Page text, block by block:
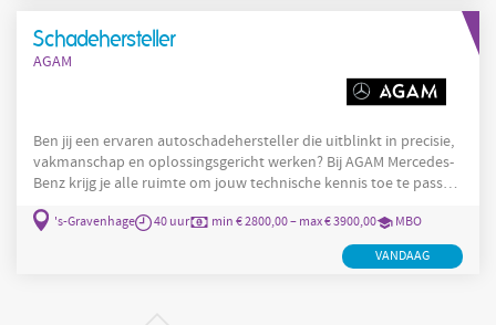
Schadehersteller
AGAM
Ben jij een ervaren autoschadehersteller die uitblinkt in precisie,
vakmanschap en oplossingsgericht werken? Bij AGAM Mercedes-
Benz krijg je alle ruimte om jouw technische kennis toe te passen
op het hoogste niveau. Dit ga je doen Als autoschadehersteller
bij AGAM Mercedes-Benz ben jij dé vakspecialist die zorgt voor
perfect herstel van voertuigen met schade. Van het demonteren
van onderdelen tot het uitvoeren van complexe
's-Gravenhage 40 uur min € 2800,00 – max € 3900,00 MBO
VANDAAG